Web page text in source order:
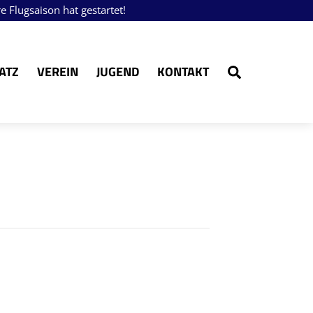
Flugsaison hat gestartet!
VEREIN JUGEND KONTAKT